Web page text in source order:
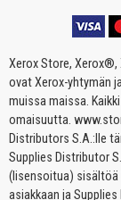
Xerox Store, Xerox®,
ovat Xerox-yhtymän
muissa maissa.
omaisuutta.
Distributors S.A.:lle
Supplies Distributor
(lisensoitua) sisältöä
asiakkaan ja